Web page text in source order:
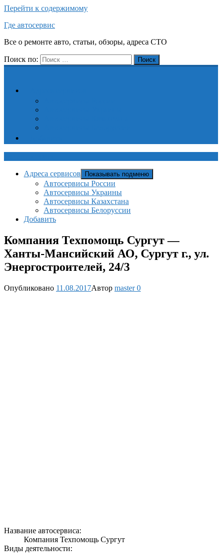
Перейти к содержимому
Где автосервис
Все о ремонте авто, статьи, обзоры, адреса СТО
Поиск по: Поиск
Адреса сервисов Показывать подменю
Автосервисы России
Автосервисы Украины
Автосервисы Казахстана
Автосервисы Белоруссии
Добавить
Компания Техпомощь Сургут —
Ханты-Мансийский АО, Сургут г., ул.
Энергостроителей, 24/3
Опубликовано 11.08.2017Автор master0
Название автосервиса:
Компания Техпомощь Сургут
Виды деятельности: